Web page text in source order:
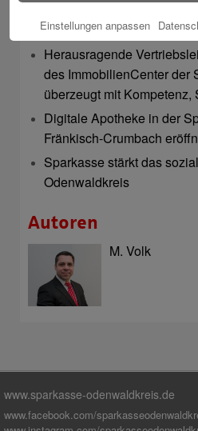
Sparkassen Kino Open-
Öffnungszeiten der
Herausragende
des ImmobilienCenter der
überzeugt mit
Digitale Apotheke in der
Fränkisch-Crumbach
Sparkasse stärkt das
Odenwaldkreis
Autoren
M. Volk
www.sparkasse-odenwaldkreis.de
www.facebook.com/
Einstellungen anpassen